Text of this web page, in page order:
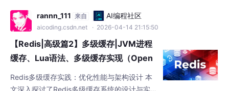
rannn_111 来自 AI编程社区
aicoding.csdn.net · 2026-04-14 21:15:50
【Redis|高级篇2】多级缓存|JVM进程
缓存、Lua语法、多级缓存实现（Open
Resty）、缓存同步（Canal）
Redis多级缓存实践：优化性能与架构设计 本
文深入探讨了Redis多级缓存系统的设计与实